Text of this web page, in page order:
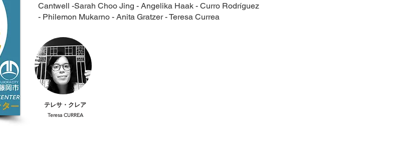
Cantwell -Sarah Choo Jing - Angelika Haak - Curro Rodríguez
- Philemon Mukarno - Anita Gratzer - Teresa Currea
テレサ・クレア
Teresa CURREA